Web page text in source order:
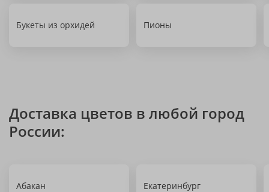
Букеты из орхидей Пионы
Доставка цветов в любой город
России:
Абакан Екатеринбург